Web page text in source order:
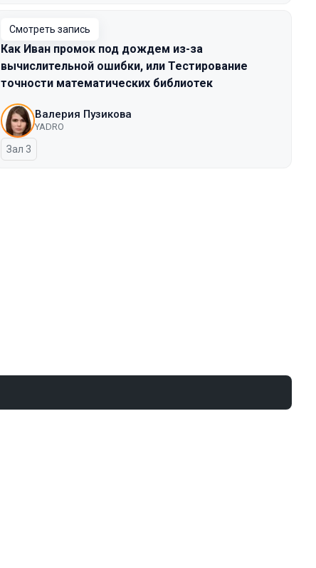
Смотреть запись
Как Иван промок под дождем из-за
вычислительной ошибки, или Тестирование
точности математических библиотек
Валерия Пузикова
YADRO
Зал 3